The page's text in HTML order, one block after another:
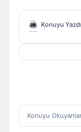
Konuyu
Konuyu